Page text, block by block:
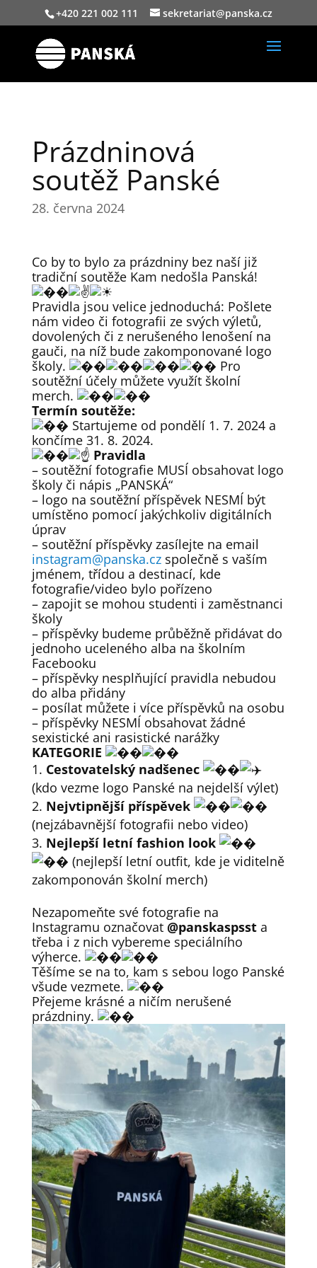
+420 221 002 111 sekretariat@panska.cz
Prázdninová
soutěž Panské
28. června 2024
Co by to bylo za prázdniny bez naší již
tradiční soutěže Kam nedošla Panská!
Pravidla jsou velice jednoduchá: Pošlete
nám video či fotografii ze svých výletů,
dovolených či z nerušeného lenošení na
gauči, na níž bude zakomponované logo
školy.
Pro
soutěžní účely můžete využít školní
merch.
Termín soutěže:
Startujeme od pondělí 1. 7. 2024 a
končíme 31. 8. 2024.
Pravidla
– soutěžní fotografie MUSÍ obsahovat logo
školy či nápis „PANSKÁ“
– logo na soutěžní příspěvek NESMÍ být
umístěno pomocí jakýchkoliv digitálních
úprav
– soutěžní příspěvky zasílejte na email
instagram@panska.czspolečně s vaším
jménem, třídou a destinací, kde
fotografie/video bylo pořízeno
– zapojit se mohou studenti i zaměstnanci
školy
– příspěvky budeme průběžně přidávat do
jednoho uceleného alba na školním
Facebooku
– příspěvky nesplňující pravidla nebudou
do alba přidány
– posílat můžete i více příspěvků na osobu
– příspěvky NESMÍ obsahovat žádné
sexistické ani rasistické narážky
KATEGORIE
Cestovatelský nadšenec
(kdo vezme logo Panské na nejdelší výlet)
Nejvtipnější příspěvek
(nejzábavnější fotografii nebo video)
Nejlepší letní fashion look
(nejlepší letní outfit, kde je viditelně
zakomponován školní merch)
Nezapomeňte své fotografie na
Instagramu označovat @panskaspssta
třeba i z nich vybereme speciálního
výherce.
Těšíme se na to, kam s sebou logo Panské
všude vezmete.
Přejeme krásné a ničím nerušené
prázdniny.